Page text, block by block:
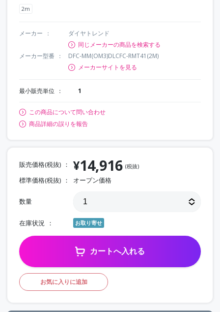
2m
メーカー
ダイヤトレンド
同じメーカーの商品を検索する
メーカー型番
DFC-MM(OM3)DLCFC-RMT41(2M)
メーカーサイトを見る
最小販売単位 1
この商品について問い合わせ
商品詳細の誤りを報告
販売価格(税抜) ¥14,916 (税抜)
標準価格(税抜) オープン価格
数量
在庫状況 お取り寄せ
カートへ入れる
お気に入りに追加